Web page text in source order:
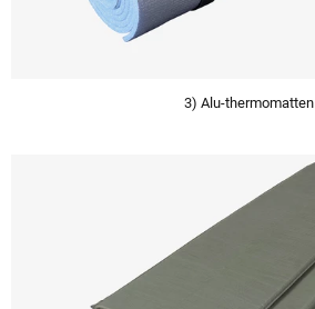
3) Alu-thermomatten